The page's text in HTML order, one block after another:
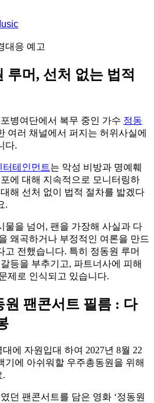
루머, 선처 없는 법적
병여단에서 복무 중인 가수 정동
여러 채널에서 퍼지는 허위사실에
다.
터테인먼트는 악성 비방과 명예훼
에 대해 지속적으로 모니터링하
해 선처 없이 법적 절차를 밟겠다
.
물을 넘어, 팬을 가장해 사실과 다
왜곡하거나 부정적인 여론을 만드
고 전했습니다. 특히 정동원 루머
등을 부추기고, 파트너사에 피해
제로 인식되고 있습니다.
원 팬콘서트 필름 : 다
에 자원입대 하여 2027년 8월 22
기에 아쉬워할 우주총동원을 위해
.
던 팬콘서트를 담은 영화 ‘정동원